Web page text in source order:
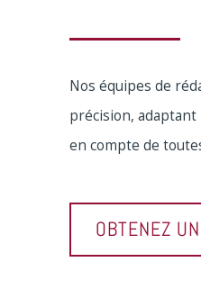
Nos équipes de
précision, adaptant
en compte de
OBTENEZ